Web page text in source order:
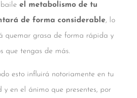
baile el metabolismo de tu
de forma considerable, lo
quemar grasa de forma rápida y
que tengas de más.
esto influirá notoriamente en tu
y en el ánimo que presentes, por